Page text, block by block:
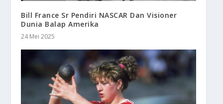
Bill France Sr Pendiri NASCAR Dan Visioner
Dunia Balap Amerika
24 Mei 2025